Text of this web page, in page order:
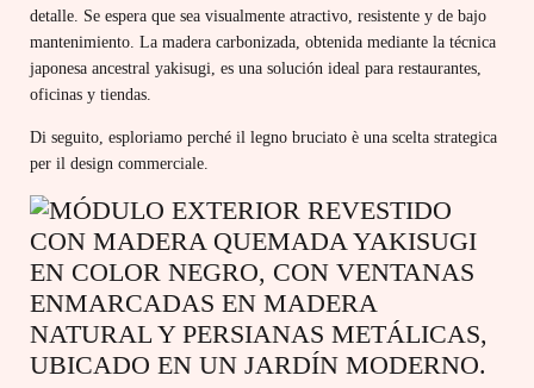
detalle. Se espera que sea visualmente atractivo, resistente y de bajo
mantenimiento. La madera carbonizada, obtenida mediante la técnica
japonesa ancestral yakisugi, es una solución ideal para restaurantes,
oficinas y tiendas.
Di seguito, esploriamo perché il legno bruciato è una scelta strategica
per il design commerciale.